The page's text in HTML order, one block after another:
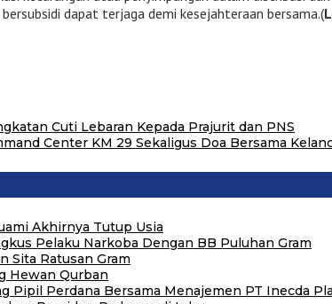
dapat terjaga demi kesejahteraan bersama.(
Cuti Lebaran Kepada Prajurit dan PNS
Center KM 29 Sekaligus Doa Bersama
Akhirnya Tutup Usia
Pelaku Narkoba Dengan BB Puluhan Gram
Sita Ratusan Gram
Hewan Qurban
Pipil Perdana Bersama Menajemen PT Inecda